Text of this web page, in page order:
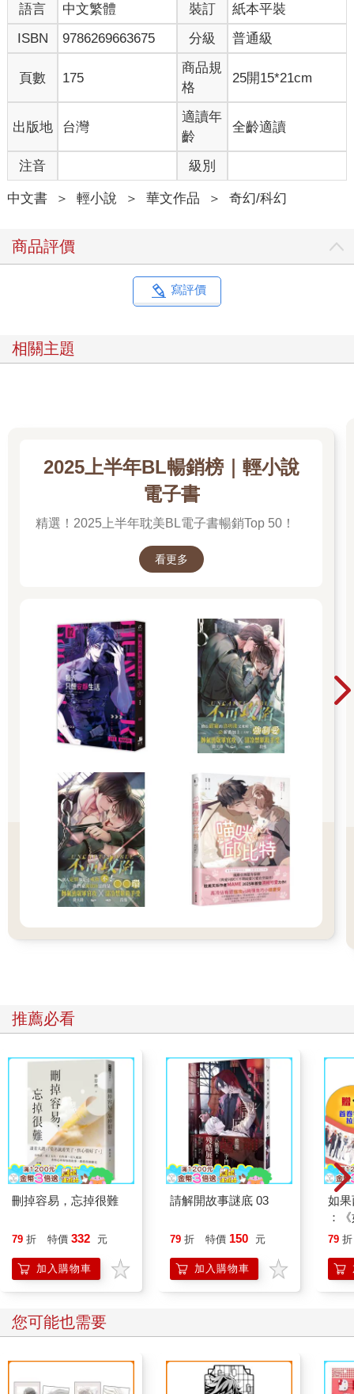
「原來……群龍之中也有這麼與眾不同的個體……」眼前這尊蠟
白與冰藍色的龍軀，儘管輪廓比靈鎧龍略小，卻綻放著逼人的寒
光。祂紅色的雙眼先掃過狂戰士、接著又停留在奎利昂身上。
「這麼一來，臭蟲的餘孽就鑽不回地洞裡了……」沉厚無比的嗓
聲從寒色獠牙底下傳出：「梅爾提斯教團的叛徒，以及伊伯萊特
大公的原定宿體，給爾等一個機會，離開靈鎧，或能活命。」
莎良讓奎利昂舉起長劍指向冰龍，沉然道：「冰龍，你為何會知
道梅爾提斯教團之事？你又有什麼資格論斷我們的死活？」
「不˙ 得˙ 無˙ 禮！吾乃寒冰龍爵尤里薩。」尤里薩道：「吾不過
尤里薩的反應，似乎說明著「冰龍」一詞在祂耳里是個蔑稱，不
同時，狂戰士亞蘭梅德已側著身將巨斧的長柄插在眼前地面，另
隨時將長劍化作鎖鏈劍突襲冰龍。
牙之間舞動：「吾能透過共振，感應由龍骨鑄成的爾等靈鎧內，
魔晶內之魔力正處於低位。換言之，爾等並無勝算！」
冰龍尤里薩咬文嚼字的低語令人一知半解，但莎良依舊能聽出其
弦外之音─冰龍已經透過自身龍骨，感應到兩架英雄靈鎧先前曾
大量消耗魔力，因而短期內無法再度使用十字審判或三重咆哮之
類的強力符文攻擊。儘管如此，莎良知道絕對不能讓對方在氣勢
蒂兒的聲音也從擴音器裡傳來：「莎良，我從空路、你從地面，
同時朝冰龍發動襲擊，替我製造機會。」
「知道了！」莎良聞言，從潛望鏡看見狂戰士已經轉變為翼獅、
躍向天際，立刻讓奎利昂執起盾牌，正面朝著冰龍尤里薩奔襲而
「哦，不錯嘛～」冰龍面對奎利昂的正面衝撞，卻輕靈地擺動灰
著盾牌的衝鋒，銳利的龍爪更朝奎利昂背部原本就因橘石堡激戰
中「蒔」造成的破損處抓去，而將裝甲的破損撕開為一塊大裂
隙；緊接著，尤里薩另一腳踢出，將奎利昂直直踹飛、撞上了剛
剛崩塌的甬道口所形成的山壁。
「唔……」莎良在駕駛艙內震得七葷八素，在潛望鏡視野映出的
沙塵景象中，勉力想讓奎利昂站起身。這時，他卻從朝向後方的
潛望鏡上，看見了翼獅型態的狂戰士，已從天際高速朝著冰龍高
風火雷馳的剎那間，狂戰士另手已將長劍朝後一甩，瞬間化為鎖
鏈劍，鎖鏈劍身上騰起熊熊烈焰，就等巨斧與冰龍交鋒的下個瞬
間，這柄鎖鏈劍就能纏上冰龍的頸子，以高熱熔斷龍鱗與血肉，
斬斷龍首。
「就要得手了！」
就在莎良為之振奮的同時，位於冰龍尤里薩尾柄的錐狀晶體，卻
開始閃耀起蒼藍色的光輝，並且伴隨著魔力光暈朝前傳去，緊接
著冰龍背部、手肘，乃至頸側的晶體也紛紛閃爍著灼亮的魔力之
光，最後匯聚在冰龍的頭部。
趕忙調整姿態。果不出所料，下一瞬間，冰龍口中便噴吐出一道
夾雜著碎冰、霜與霧的龍捲風暴：「百萬年酷寒冰川！」
頸，以達成擊殺的目標。
正燃燒著熊熊火焰的鎖鏈劍吞沒；鎖鏈劍上的火焰瞬間熄滅同
時，冰霜噴吐已經沿著狂戰士的攻擊軌跡，朝其右手及身軀狂掃
語言 中文繁體 裝訂
紙本平裝
ISBN
9786269663675 分級 普通級
頁數 175
商品規
格
25開15*21cm
出版地 台灣
適讀年
齡
全齡適讀
注音 級別
中文書 ＞ 輕小說 ＞ 華文作品 ＞ 奇幻/科幻
商品評價
寫評價
相關主題
2025上半年BL暢銷榜｜輕小說
電子書
精選！2025上半年耽美BL電子書暢銷Top 50！
看更多
推薦必看
刪掉容易，忘掉很難
79 折 特價 332 元
加入購物車
請解開故事謎底 03
79 折 特價 150 元
加入購物車
如
：
喵
79 折
您可能也需要